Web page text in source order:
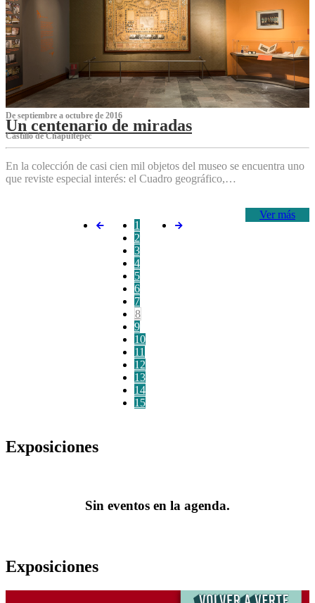
De septiembre a octubre de 2016
Un centenario de miradas
Castillo de Chapultepec
En la colección de casi cien mil objetos del museo se encuentra uno
que reviste especial interés: el Cuadro geográfico,…
Ver más
1
2
3
4
5
6
7
8
9
10
11
12
13
14
15
Exposiciones
Sin eventos en la agenda.
Exposiciones